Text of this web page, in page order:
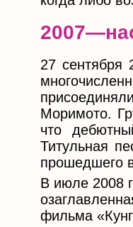
27 сентября
Моримото.
что
Титульная
прошедшего
В июле 2008
фильма